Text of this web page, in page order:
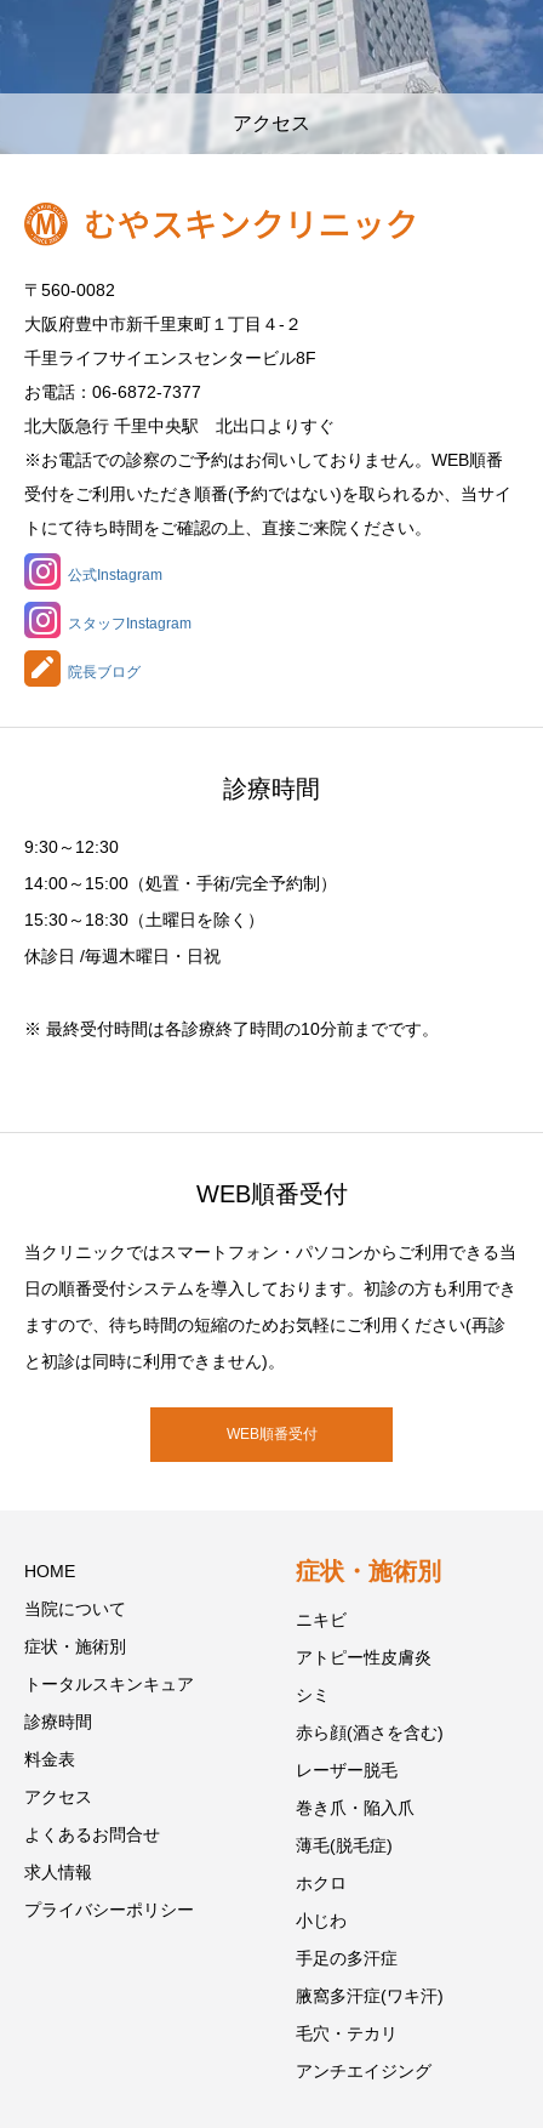
アクセス
〒560-0082
大阪府豊中市新千里東町１丁目４‐２
千里ライフサイエンスセンタービル8F
お電話：06-6872-7377
北大阪急行 千里中央駅 北出口よりすぐ
※お電話での診察のご予約はお伺いしておりません。WEB順番
受付をご利用いただき順番(予約ではない)を取られるか、当サイ
トにて待ち時間をご確認の上、直接ご来院ください。
公式Instagram
スタッフInstagram
院長ブログ
診療時間
9:30～12:30
14:00～15:00（処置・手術/完全予約制）
15:30～18:30（土曜日を除く）
休診日 /毎週木曜日・日祝
※ 最終受付時間は各診療終了時間の10分前までです。
WEB順番受付
当クリニックではスマートフォン・パソコンからご利用できる当
日の順番受付システムを導入しております。初診の方も利用でき
ますので、待ち時間の短縮のためお気軽にご利用ください(再診
と初診は同時に利用できません)。
WEB順番受付
HOME
当院について
症状・施術別
トータルスキンキュア
診療時間
料金表
アクセス
よくあるお問合せ
求人情報
プライバシーポリシー
症状・施術別
ニキビ
アトピー性皮膚炎
シミ
赤ら顔(酒さを含む)
レーザー脱毛
巻き爪・陥入爪
薄毛(脱毛症)
ホクロ
小じわ
手足の多汗症
腋窩多汗症(ワキ汗)
毛穴・テカリ
アンチエイジング